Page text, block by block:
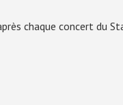
chaque concert du